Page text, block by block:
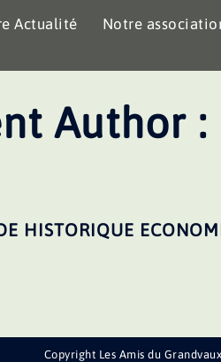
Actualité Notre
Author :
HISTORIQUE
Copyright Les Amis du